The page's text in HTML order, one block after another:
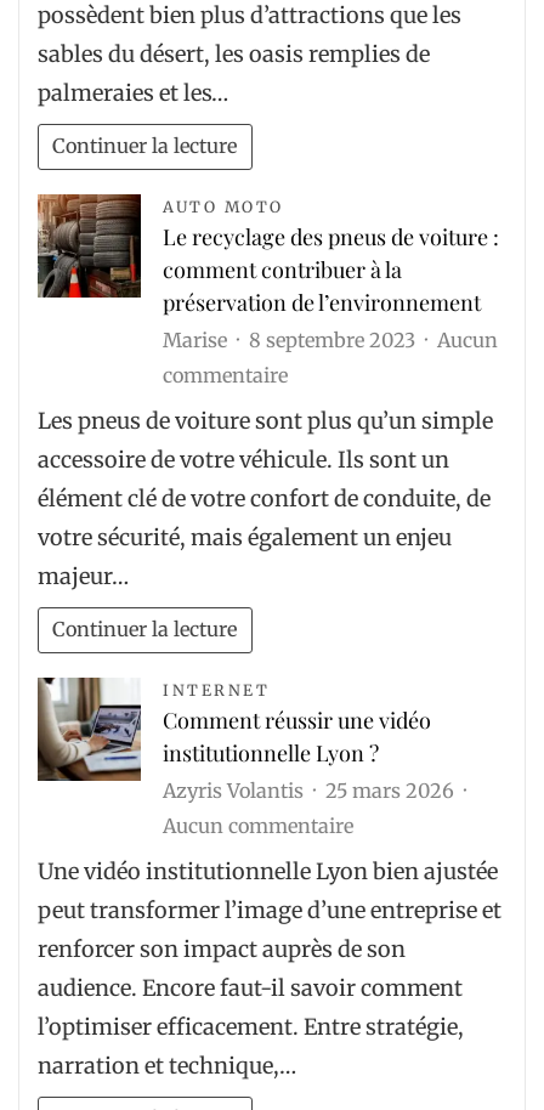
Émirats
arabes
des
grandeurs
possèdent bien plus d’attractions que les
sables du désert, les oasis remplies de
palmeraies et les…
Continuer la lecture
AUTO MOTO
Le recyclage des pneus de voiture :
comment contribuer à la
préservation de l’environnement
Marise 8 septembre 2023
Aucun
commentairesur
Le
recyclage
pneus
de
à
la
préservation
de
l’environnement
Les pneus de voiture sont plus qu’un simple
accessoire de votre véhicule. Ils sont un
élément clé de votre confort de conduite, de
votre sécurité, mais également un enjeu
majeur…
Continuer la lecture
INTERNET
Comment réussir une vidéo
institutionnelle Lyon ?
Azyris Volantis
25 mars 2026
Aucun commentairesur
Comment
vidéo
institutionnelle
Lyon
Une vidéo institutionnelle Lyon bien ajustée
peut transformer l’image d’une entreprise et
renforcer son impact auprès de son
audience. Encore faut-il savoir comment
l’optimiser efficacement. Entre stratégie,
narration et technique,…